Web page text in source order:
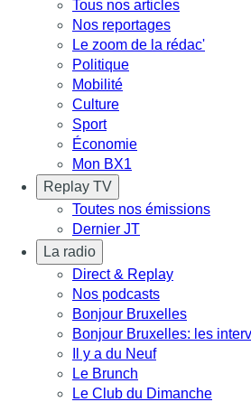
Tous nos articles
Nos reportages
Le zoom de la rédac'
Politique
Mobilité
Culture
Sport
Économie
Mon BX1
Replay TV
Toutes nos émissions
Dernier JT
La radio
Direct & Replay
Nos podcasts
Bonjour Bruxelles
Bonjour Bruxelles: les
Il y a du Neuf
Le Brunch
Le Club du Dimanche